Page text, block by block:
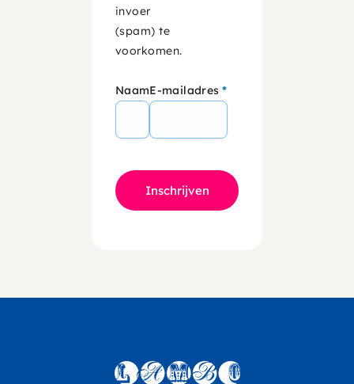
E-mailadres
Naam
invoer
(spam) te
voorkomen.